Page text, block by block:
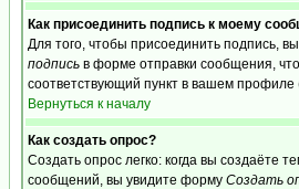
Как присоединить подпись к моему
Для того, чтобы присоединить подпись,
подпись в форме отправки сообщения,
соответствующий пункт в вашем
Вернуться к началу
Как создать опрос?
Создать опрос легко: когда вы создаёте
сообщений, вы увидите форму Создать